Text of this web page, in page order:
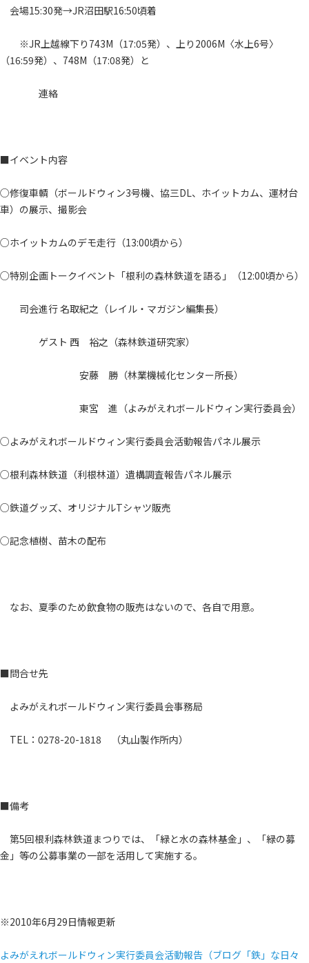
会場15:30発→JR沼田駅16:50頃着
※JR上越線下り743M（17:05発）、上り2006M〈水上6号〉
（16:59発）、748M（17:08発）と
連絡
■イベント内容
○修復車輌（ボールドウィン3号機、協三DL、ホイットカム、運材台
車）の展示、撮影会
○ホイットカムのデモ走行（13:00頃から）
○特別企画トークイベント「根利の森林鉄道を語る」（12:00頃から）
司会進行 名取紀之（レイル・マガジン編集長）
ゲスト 西 裕之（森林鉄道研究家）
安藤 勝（林業機械化センター所長）
東宮 進（よみがえれボールドウィン実行委員会）
○よみがえれボールドウィン実行委員会活動報告パネル展示
○根利森林鉄道（利根林道）遺構調査報告パネル展示
○鉄道グッズ、オリジナルTシャツ販売
○記念植樹、苗木の配布
なお、夏季のため飲食物の販売はないので、各自で用意。
■問合せ先
よみがえれボールドウィン実行委員会事務局
TEL：0278-20-1818 （丸山製作所内）
■備考
第5回根利森林鉄道まつりでは、「緑と水の森林基金」、「緑の募
金」等の公募事業の一部を活用して実施する。
※2010年6月29日情報更新
よみがえれボールドウィン実行委員会活動報告（ブログ「鉄」な日々